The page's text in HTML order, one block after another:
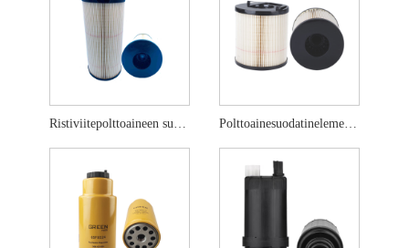
Ristiviitepolttoaineen suodatinelementti FS20203 Polttoainesuodatinelementti FS20403